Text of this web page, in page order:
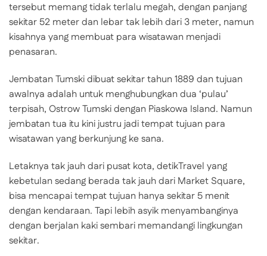
tersebut memang tidak terlalu megah, dengan panjang
sekitar 52 meter dan lebar tak lebih dari 3 meter, namun
kisahnya yang membuat para wisatawan menjadi
penasaran.
Jembatan Tumski dibuat sekitar tahun 1889 dan tujuan
awalnya adalah untuk menghubungkan dua ‘pulau’
terpisah, Ostrow Tumski dengan Piaskowa Island. Namun
jembatan tua itu kini justru jadi tempat tujuan para
wisatawan yang berkunjung ke sana.
Letaknya tak jauh dari pusat kota, detikTravel yang
kebetulan sedang berada tak jauh dari Market Square,
bisa mencapai tempat tujuan hanya sekitar 5 menit
dengan kendaraan. Tapi lebih asyik menyambanginya
dengan berjalan kaki sembari memandangi lingkungan
sekitar.